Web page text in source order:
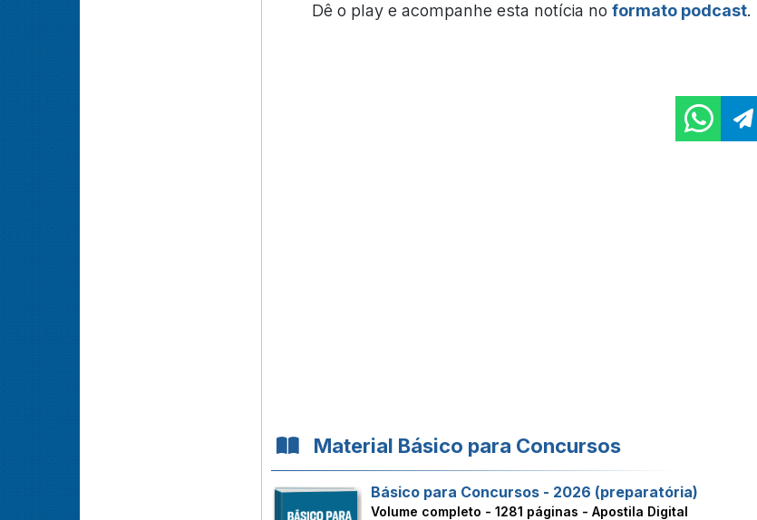
Dê o play e acompanhe esta notícia no formato podcast.
Material Básico para Concursos
Básico para Concursos - 2026 (preparatória)
Volume completo - 1281 páginas - Apostila Digital